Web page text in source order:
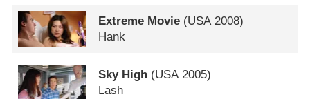
Extreme Movie (USA2008)
Hank
Sky High (USA2005)
Lash